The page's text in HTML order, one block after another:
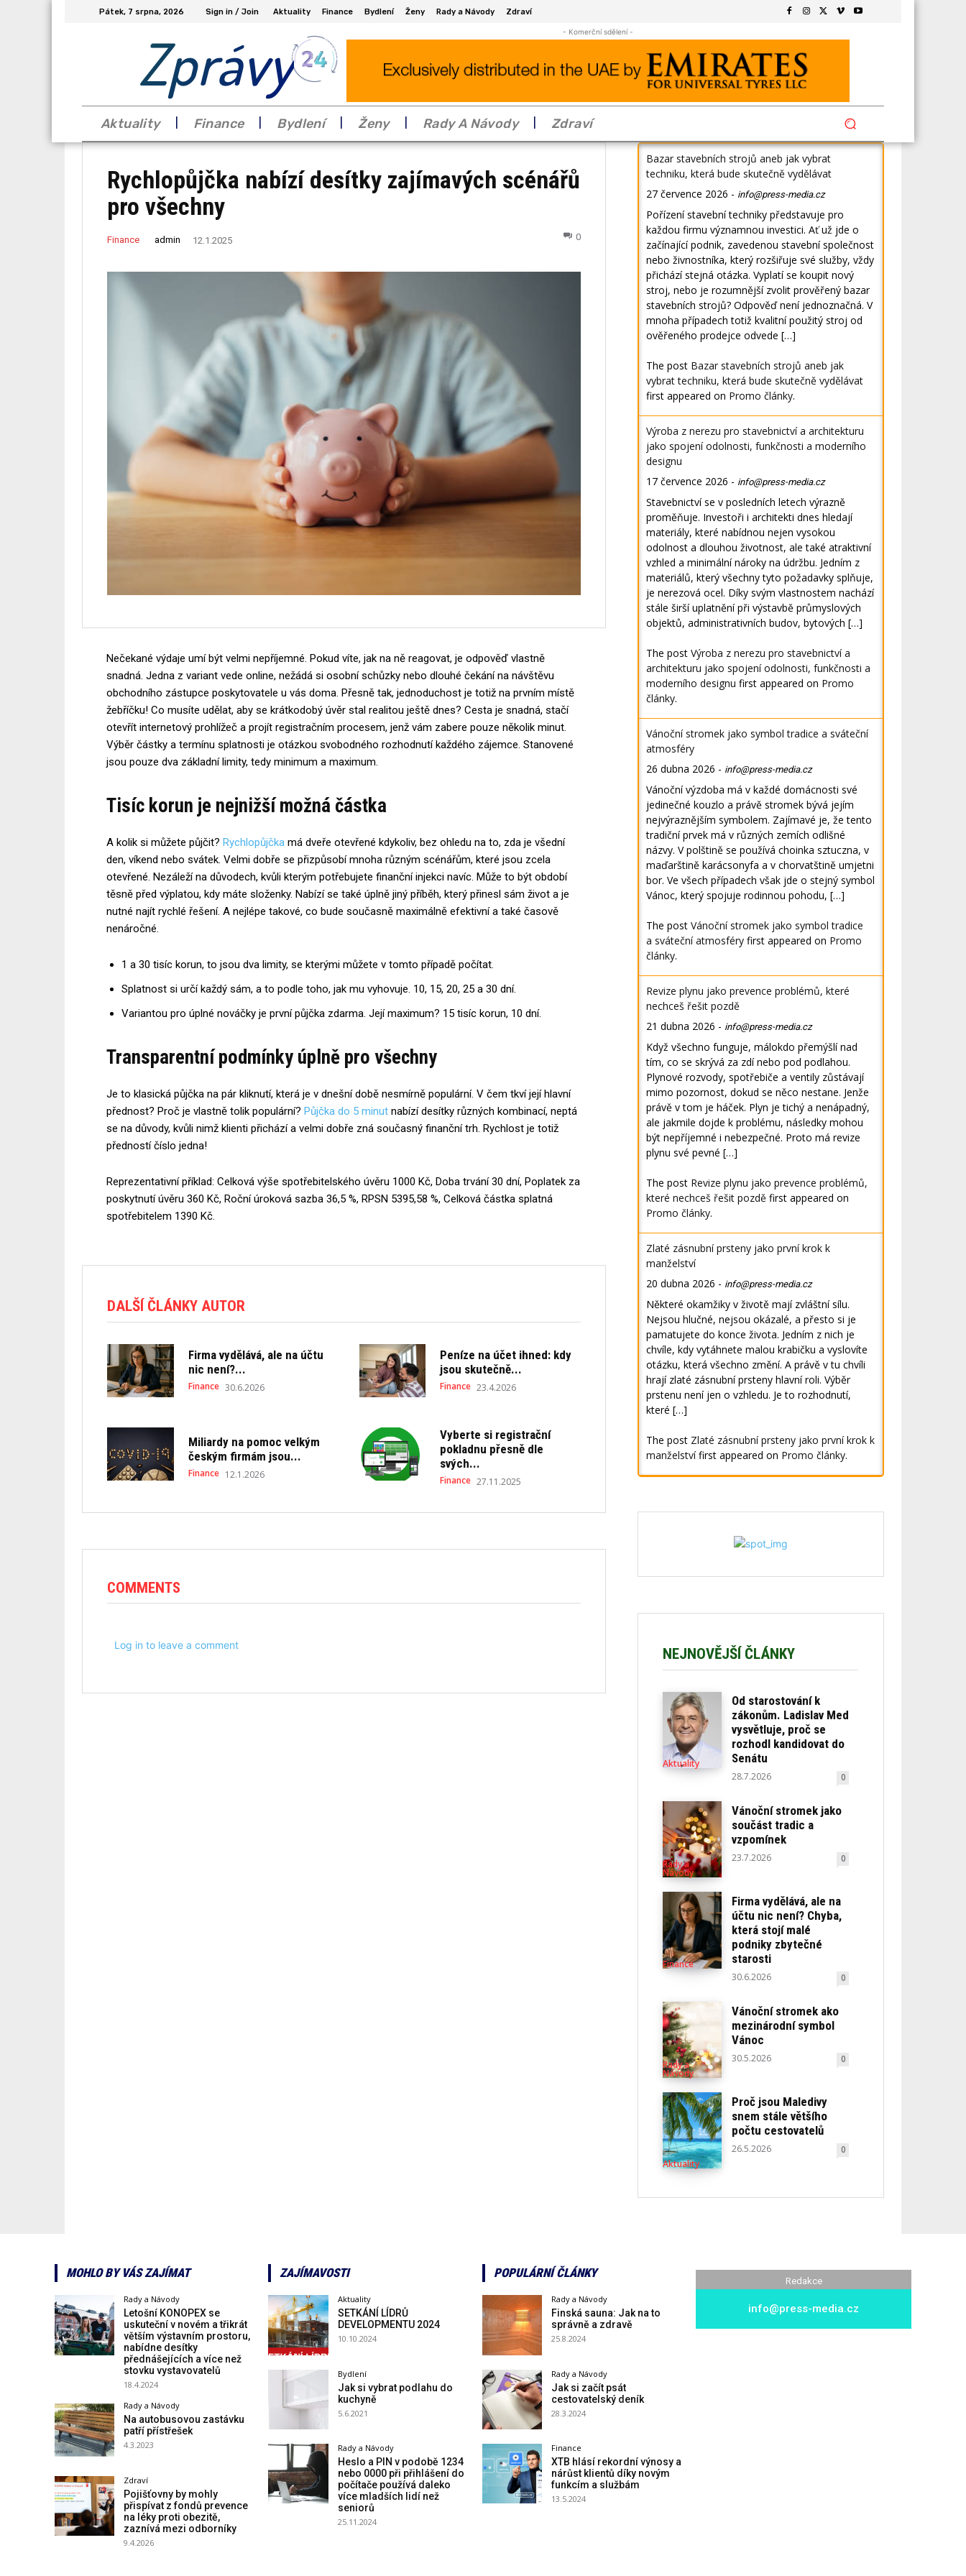
Pátek, 7 srpna, 2026 Sign in / Join Aktuality Finance Bydlení Ženy Rady a Návody Zdraví
Zprávy - Komerční sdělení -
Aktuality Finance Bydlení Ženy Rady A Návody Zdraví
Rychlopůjčka nabízí desítky zajímavých scénářů
pro všechny
Finance admin 12.1.2025 0
Nečekané výdaje umí být velmi nepříjemné. Pokud víte, jak na ně reagovat, je odpověď vlastně
snadná. Jedna z variant vede online, nežádá si osobní schůzky nebo dlouhé čekání na návštěvu
obchodního zástupce poskytovatele u vás doma. Přesně tak, jednoduchost je totiž na prvním místě
žebříčku! Co musíte udělat, aby se krátkodobý úvěr stal realitou ještě dnes? Cesta je snadná, stačí
otevřít internetový prohlížeč a projít registračním procesem, jenž vám zabere pouze několik minut.
Výběr částky a termínu splatnosti je otázkou svobodného rozhodnutí každého zájemce. Stanovené
jsou pouze dva základní limity, tedy minimum a maximum.
Tisíc korun je nejnižší možná částka
A kolik si můžete půjčit? Rychlopůjčka má dveře otevřené kdykoliv, bez ohledu na to, zda je všední
den, víkend nebo svátek. Velmi dobře se přizpůsobí mnoha různým scénářům, které jsou zcela
otevřené. Nezáleží na důvodech, kvůli kterým potřebujete finanční injekci navíc. Může to být období
těsně před výplatou, kdy máte složenky. Nabízí se také úplně jiný příběh, který přinesl sám život a je
nutné najít rychlé řešení. A nejlépe takové, co bude současně maximálně efektivní a také časově
nenáročné.
1 a 30 tisíc korun, to jsou dva limity, se kterými můžete v tomto případě počítat.
Splatnost si určí každý sám, a to podle toho, jak mu vyhovuje. 10, 15, 20, 25 a 30 dní.
Variantou pro úplné nováčky je první půjčka zdarma. Její maximum? 15 tisíc korun, 10 dní.
Transparentní podmínky úplně pro všechny
Je to klasická půjčka na pár kliknutí, která je v dnešní době nesmírně populární. V čem tkví její hlavní
přednost? Proč je vlastně tolik populární? Půjčka do 5 minut nabízí desítky různých kombinací, neptá
se na důvody, kvůli nimž klienti přichází a velmi dobře zná současný finanční trh. Rychlost je totiž
předností číslo jedna!
Reprezentativní příklad: Celková výše spotřebitelského úvěru 1000 Kč, Doba trvání 30 dní, Poplatek za
poskytnutí úvěru 360 Kč, Roční úroková sazba 36,5 %, RPSN 5395,58 %, Celková částka splatná
spotřebitelem 1390 Kč.
DALŠÍ ČLÁNKY AUTOR
Firma vydělává, ale na účtu
nic není?...
Finance 30.6.2026
Peníze na účet ihned: kdy
jsou skutečně...
Finance 23.4.2026
Miliardy na pomoc velkým
českým firmám jsou...
Finance 12.1.2026
Vyberte si registrační
pokladnu přesně dle
svých...
Finance 27.11.2025
COMMENTS
Log in to leave a comment
Bazar stavebních strojů aneb jak vybrat
techniku, která bude skutečně vydělávat
27 července 2026 - info@press-media.cz
Pořízení stavební techniky představuje pro
každou firmu významnou investici. Ať už jde o
začínající podnik, zavedenou stavební společnost
nebo živnostníka, který rozšiřuje své služby, vždy
přichází stejná otázka. Vyplatí se koupit nový
stroj, nebo je rozumnější zvolit prověřený bazar
stavebních strojů? Odpověď není jednoznačná. V
mnoha případech totiž kvalitní použitý stroj od
ověřeného prodejce odvede […]
The post Bazar stavebních strojů aneb jak
vybrat techniku, která bude skutečně vydělávat
first appeared on Promo články.
Výroba z nerezu pro stavebnictví a architekturu
jako spojení odolnosti, funkčnosti a moderního
designu
17 července 2026 - info@press-media.cz
Stavebnictví se v posledních letech výrazně
proměňuje. Investoři i architekti dnes hledají
materiály, které nabídnou nejen vysokou
odolnost a dlouhou životnost, ale také atraktivní
vzhled a minimální nároky na údržbu. Jedním z
materiálů, který všechny tyto požadavky splňuje,
je nerezová ocel. Díky svým vlastnostem nachází
stále širší uplatnění při výstavbě průmyslových
objektů, administrativních budov, bytových […]
The postVýroba z nerezu pro stavebnictví a
architekturu jako spojení odolnosti, funkčnosti a
moderního designu first appeared on Promo
články.
Vánoční stromek jako symbol tradice a sváteční
atmosféry
26 dubna 2026 - info@press-media.cz
Vánoční výzdoba má v každé domácnosti své
jedinečné kouzlo a právě stromek bývá jejím
nejvýraznějším symbolem. Zajímavé je, že tento
tradiční prvek má v různých zemích odlišné
názvy. V polštině se používá choinka sztuczna, v
maďarštině karácsonyfa a v chorvatštině umjetni
bor. Ve všech případech však jde o stejný symbol
Vánoc, který spojuje rodinnou pohodu, […]
The postVánoční stromek jako symbol tradice
a sváteční atmosféry first appeared on Promo
články.
Revize plynu jako prevence problémů, které
nechceš řešit pozdě
21 dubna 2026 - info@press-media.cz
Když všechno funguje, málokdo přemýšlí nad
tím, co se skrývá za zdí nebo pod podlahou.
Plynové rozvody, spotřebiče a ventily zůstávají
mimo pozornost, dokud se něco nestane. Jenže
právě v tom je háček. Plyn je tichý a nenápadný,
ale jakmile dojde k problému, následky mohou
být nepříjemné i nebezpečné. Proto má revize
plynu své pevné […]
The post Revize plynu jako prevence problémů,
které nechceš řešit pozdě first appeared on
Promo články.
Zlaté zásnubní prsteny jako první krok k
manželství
20 dubna 2026 - info@press-media.cz
Některé okamžiky v životě mají zvláštní sílu.
Nejsou hlučné, nejsou okázalé, a přesto si je
pamatujete do konce života. Jedním z nich je
chvíle, kdy vytáhnete malou krabičku a vyslovíte
otázku, která všechno změní. A právě v tu chvíli
hrají zlaté zásnubní prsteny hlavní roli. Výběr
prstenu není jen o vzhledu. Je to rozhodnutí,
které […]
The post Zlaté zásnubní prsteny jako první krok k
manželstvífirst appeared on Promo články.
NEJNOVĚJŠÍ ČLÁNKY
Aktuality
Od starostování k
zákonům. Ladislav Med
vysvětluje, proč se
rozhodl kandidovat do
Senátu
28.7.2026 0
Rady a
Návody
Vánoční stromek jako
součást tradic a
vzpomínek
23.7.2026 0
Finance
Firma vydělává, ale na
účtu nic není? Chyba,
která stojí malé
podniky zbytečné
starosti
30.6.2026 0
Rady a
Návody
Vánoční stromek ako
mezinárodní symbol
Vánoc
30.5.2026 0
Aktuality
Proč jsou Maledivy
snem stále většího
počtu cestovatelů
26.5.2026 0
MOHLO BY VÁS ZAJÍMAT
Rady a Návody
Letošní KONOPEX se
uskuteční v novém a třikrát
větším výstavním prostoru,
nabídne desítky
přednášejících a více než
stovku vystavovatelů
18.4.2024
Rady a Návody
Na autobusovou zastávku
patří přístřešek
4.3.2023
Zdraví
Pojišťovny by mohly
přispívat z fondů prevence
na léky proti obezitě,
zaznívá mezi odborníky
9.4.2026
ZAJÍMAVOSTI
Aktuality
SETKÁNÍ LÍDRŮ
DEVELOPMENTU 2024
10.10.2024
Bydlení
Jak si vybrat podlahu do
kuchyně
5.6.2021
Rady a Návody
Heslo a PIN v podobě 1234
nebo 0000 při přihlášení do
počítače používá daleko
více mladších lidí než
seniorů
25.11.2024
POPULÁRNÍ ČLÁNKY
Rady a Návody
Finská sauna: Jak na to
správně a zdravě
25.8.2024
Rady a Návody
Jak si začít psát
cestovatelský deník
28.3.2024
Finance
XTB hlásí rekordní výnosy a
nárůst klientů díky novým
funkcím a službám
13.5.2024
Redakce
info@press-media.cz